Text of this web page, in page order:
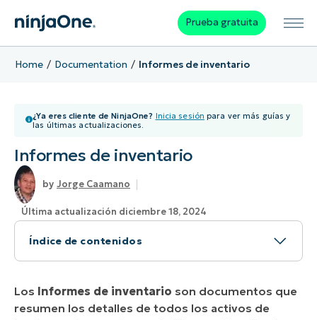
Prueba gratuita
Home Documentation Informes de inventario
¿Ya eres cliente de NinjaOne? Inicia sesión para ver más guías y
las últimas actualizaciones.
Informes de inventario
Jorge Caamano
Última actualización diciembre 18, 2024
Índice de contenidos
¿Cómo puedo generar un informe de inventario
¿Cuál es la ventaja de crear informes de
Los Informes de inventario son documentos que
resumen los detalles de todos los activos de